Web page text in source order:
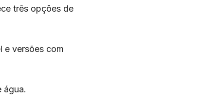
três opções de
e versões com
água.